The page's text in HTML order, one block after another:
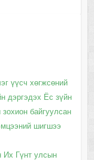
үүсч хөгжсөний
дэргэдэх Ёс зүйн
байгуулсан
шигшээ
Их Гүнт улсын